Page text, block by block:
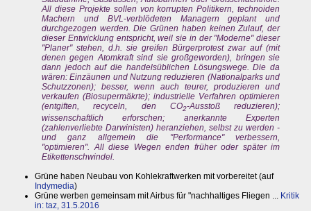
All diese Projekte sollen von korrupten Politikern, technoiden
Machern und BVL-verblödeten Managern geplant und
durchgezogen werden. Die Grünen haben keinen Zulauf, der
dieser Entwicklung entspricht, weil sie in der "Moderne" dieser
"Planer" stehen, d.h. sie greifen Bürgerprotest zwar auf (mit
denen gegen Atomkraft sind sie großgeworden), bringen sie
dann jedoch auf die handelsüblichen Lösungswege. Die da
wären: Einzäunen und Nutzung reduzieren (Nationalparks und
Schutzzonen); besser, wenn auch teurer, produzieren und
verkaufen (Biosupermäkrte); industrielle Verfahren optimieren
(entgiften, recyceln, den CO2-Ausstoß reduzieren);
wissenschaftlich erforschen; anerkannte Experten
(zahlenverliebte Darwinisten) heranziehen, selbst zu werden -
und ganz allgemein die "Performance" verbessern,
"optimieren". All diese Wegen enden früher oder später im
Etikettenschwindel.
Grüne haben Neubau von Kohlekraftwerken mit vorbereitet (auf
Indymedia)
Grüne werben gemeinsam mit Airbus für "nachhaltiges Fliegen ... Kritik
in: taz, 31.5.2016